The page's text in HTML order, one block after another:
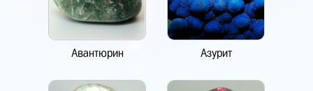
Авантюрин Азурит